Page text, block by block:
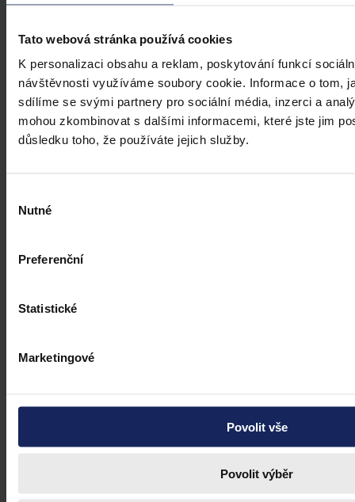
Tato webová stránka používá cookies
K personalizaci obsahu a reklam, poskytování funkcí
návštěvnosti využíváme soubory cookie. Informace o tom,
sdílíme se svými partnery pro sociální média, inzerci a
mohou zkombinovat s dalšími informacemi, které jste jim
důsledku toho, že používáte jejich služby.
souhlasu
Nutné
Preferenční
Statistické
Marketingové
Povolit vše
Povolit výběr